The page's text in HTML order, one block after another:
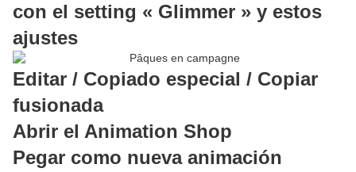
con el setting « Glimmer » y estos
ajustes
Editar / Copiado especial / Copiar
fusionada
Abrir el Animation Shop
Pegar como nueva animación